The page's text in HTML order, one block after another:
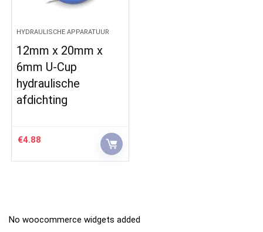
HYDRAULISCHE APPARATUUR
12mm x 20mm x
6mm U-Cup
hydraulische
afdichting
€4.88
No woocommerce widgets added